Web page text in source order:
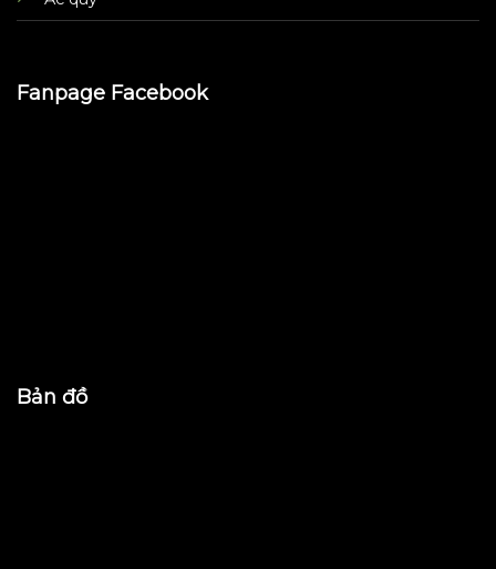
Fanpage Facebook
Bản đồ